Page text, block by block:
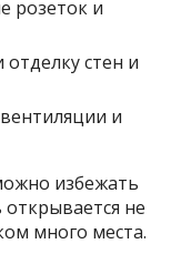
розеток и
стен и
и
избежать
не
много места.